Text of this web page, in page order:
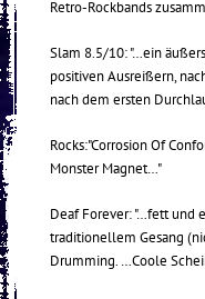
Retro-Rockbands
Slam 8.5/10: "…ein
positiven Ausreißern,
nach dem ersten
Rocks:"Corrosion Of
Monster Magnet…"
Deaf Forever: "…fett und
traditionellem Gesang
Drumming. …Coole